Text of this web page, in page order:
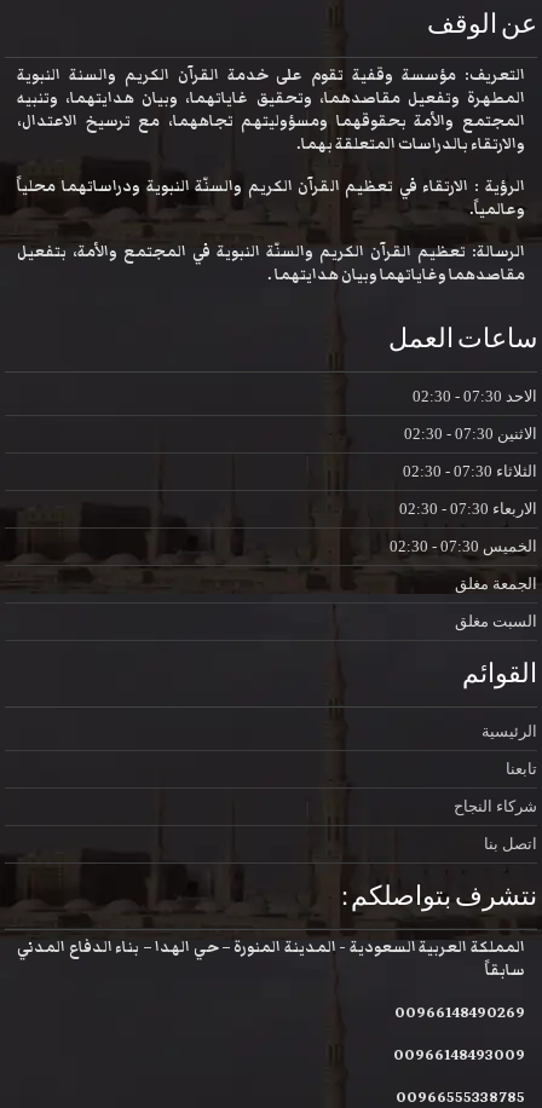
عن الوقف
التعريف: مؤسسة وقفية تقوم على خدمة القرآن الكريم والسنة النبوية
المطهرة وتفعيل مقاصدهما، وتحقيق غاياتهما، وبيان هدايتهما، وتنبيه
المجتمع والأمة بحقوقهما ومسؤوليتهم تجاههما، مع ترسيخ الاعتدال،
والارتقاء بالدراسات المتعلقة بهما.
الرؤية : الارتقاء في تعظيم القرآن الكريم والسنّة النبوية ودراساتهما محلياً
وعالمياً.
الرسالة: تعظيم القرآن الكريم والسنّة النبوية في المجتمع والأمة، بتفعيل
مقاصدهما وغاياتهما وبيان هدايتهما .
ساعات العمل
الاحد
الاثنين
الثلاثاء
الاربعاء
الخميس
الجمعة مغلق
السبت مغلق
القوائم
الرئيسية
تابعنا
شركاء النجاح
اتصل بنا
نتشرف بتواصلكم :
المملكة العربية السعودية - المدينة المنورة – حي الهدا – بناء الدفاع المدني
سابقاً
00966148490269
00966148493009
00966555338785